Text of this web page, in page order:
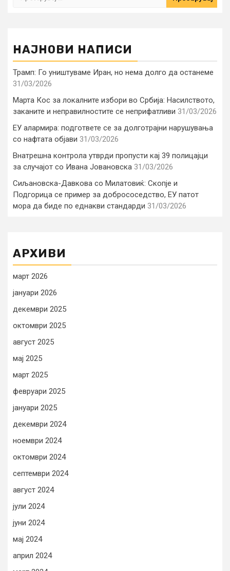
НАЈНОВИ НАПИСИ
Трамп: Го уништуваме Иран, но нема долго да останеме
31/03/2026
Марта Кос за локалните избори во Србија: Насилството,
заканите и неправилностите се неприфатливи 31/03/2026
ЕУ алармира: подгответе се за долготрајни нарушувања
со нафтата објави 31/03/2026
Внатрешна контрола утврди пропусти кај 39 полицајци
за случајот со Ивана Јовановска 31/03/2026
Сиљановска-Давкова со Милатовиќ: Скопје и
Подгорица се пример за добрососедство, ЕУ патот
мора да биде по еднакви стандарди 31/03/2026
АРХИВИ
март 2026
јануари 2026
декември 2025
октомври 2025
август 2025
мај 2025
март 2025
февруари 2025
јануари 2025
декември 2024
ноември 2024
октомври 2024
септември 2024
август 2024
јули 2024
јуни 2024
мај 2024
април 2024